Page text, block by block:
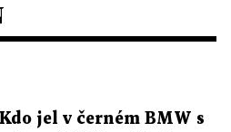
jel v černém BMW s